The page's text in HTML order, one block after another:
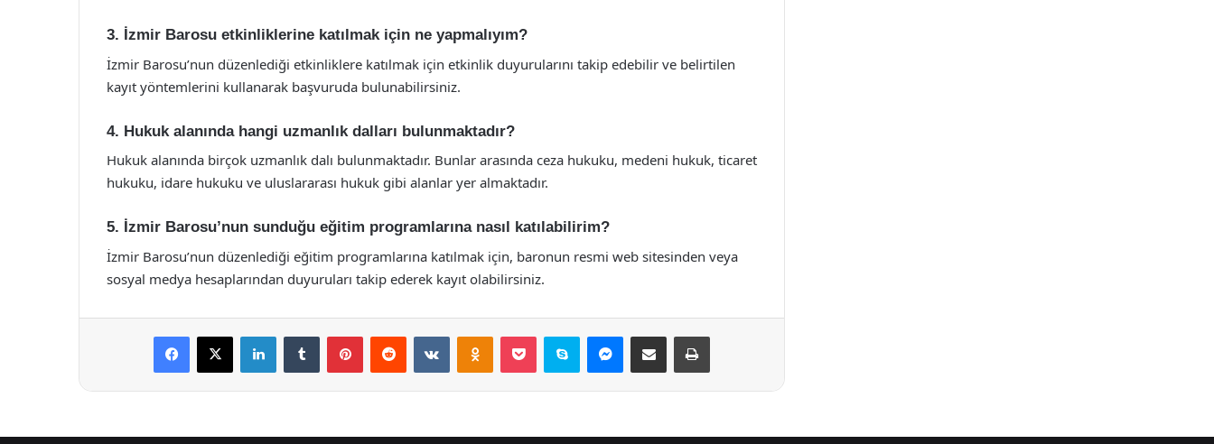
3. İzmir Barosu etkinliklerine katılmak için ne yapmalıyım?
İzmir Barosu’nun düzenlediği etkinliklere katılmak için etkinlik duyurularını takip edebilir ve belirtilen
kayıt yöntemlerini kullanarak başvuruda bulunabilirsiniz.
4. Hukuk alanında hangi uzmanlık dalları bulunmaktadır?
Hukuk alanında birçok uzmanlık dalı bulunmaktadır. Bunlar arasında ceza hukuku, medeni hukuk, ticaret
hukuku, idare hukuku ve uluslararası hukuk gibi alanlar yer almaktadır.
5. İzmir Barosu’nun sunduğu eğitim programlarına nasıl katılabilirim?
İzmir Barosu’nun düzenlediği eğitim programlarına katılmak için, baronun resmi web sitesinden veya
sosyal medya hesaplarından duyuruları takip ederek kayıt olabilirsiniz.
Facebook
X LinkedInTumblr PinterestReddit VKontakteOdnoklassniki
Pocket Skype Messenger
E-Posta ile paylaş Yazdır